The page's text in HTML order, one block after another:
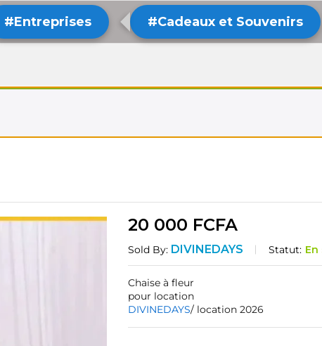
#Entreprises #Cadeaux et Souvenirs
20 000 FCFA
Sold By: DIVINEDAYS Statut:
Chaise à fleur
pour location
DIVINEDAYS/ location 2026